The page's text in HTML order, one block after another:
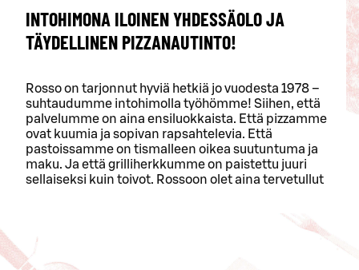
INTOHIMONA ILOINEN YHDESSÄOLO JA
TÄYDELLINEN PIZZANAUTINTO!
Rosso on tarjonnut hyviä hetkiä jo vuodesta 1978 –
suhtaudumme intohimolla työhömme! Siihen, että
palvelumme on aina ensiluokkaista. Että pizzamme
ovat kuumia ja sopivan rapsahtelevia. Että
pastoissamme on tismalleen oikea suutuntuma ja
maku. Ja että grilliherkkumme on paistettu juuri
sellaiseksi kuin toivot. Rossoon olet aina tervetullut